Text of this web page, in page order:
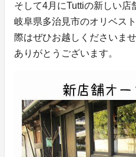
そして4月にTuttiの新しい店
岐阜県多治見市のオリベス
際はぜひお越しくださいませ
ありがとうございます。